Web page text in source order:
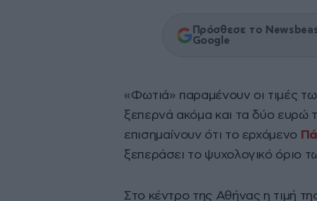
Πρόσθεσε το
Google
«Φωτιά» παραμένουν οι τιμές
ξεπερνά ακόμα και τα δύο ευρώ
επισημαίνουν ότι το ερχόμενο
ξεπεράσει το ψυχολογικό όριο
Στο κέντρο της Αθήνας η τιμή